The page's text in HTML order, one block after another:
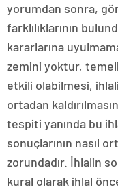
yorumdan sonra,
farklılıklarının
kararlarına
zemini yoktur,
etkili olabilmesi,
ortadan
tespiti yanında bu
sonuçlarının nasıl
zorundadır. İhlalin
kural olarak ihlal